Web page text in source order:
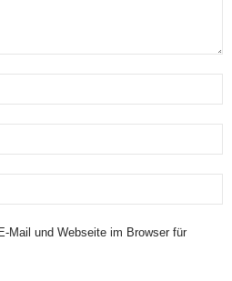
Mail und Webseite im Browser für